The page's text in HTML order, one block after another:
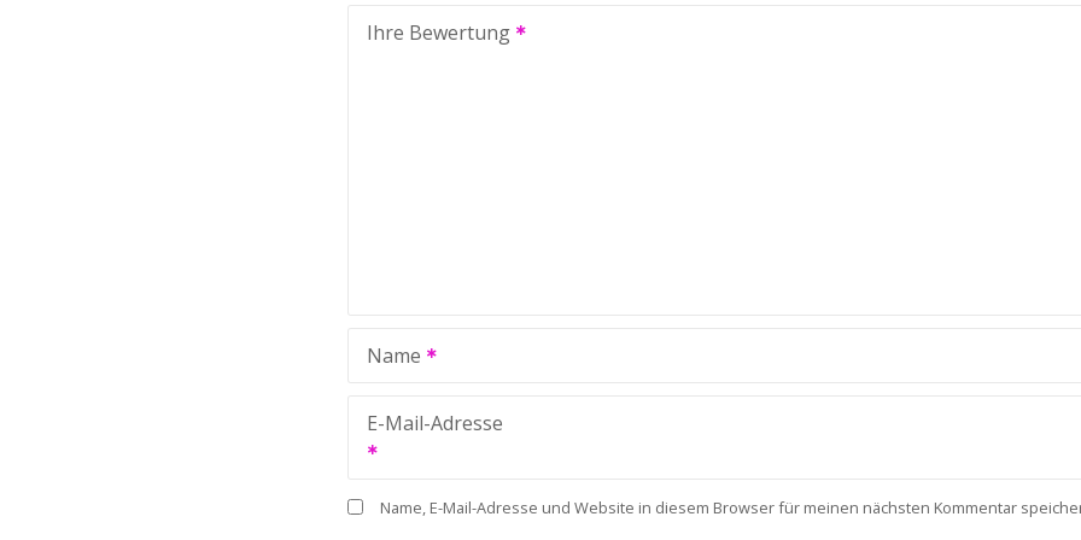
Ihre Bewertung
Name
E-Mail-Adresse
Name, E-Mail-Adresse und Website in diesem Browser für meinen nächsten Kommentar